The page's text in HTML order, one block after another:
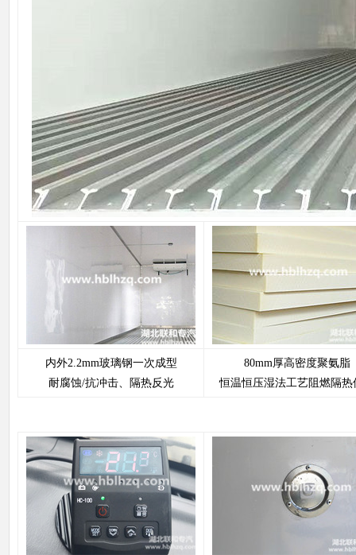
内外2.2mm玻璃钢一次成型
耐腐蚀/抗冲击、隔热反光
80mm厚高密度聚氨脂
恒温恒压湿法工艺阻燃隔热